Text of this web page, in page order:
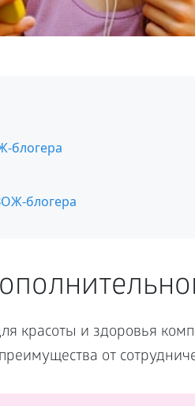
блогера
блогера
красоты и здоровья
от